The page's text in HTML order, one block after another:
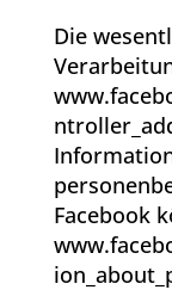
Die
Facebook